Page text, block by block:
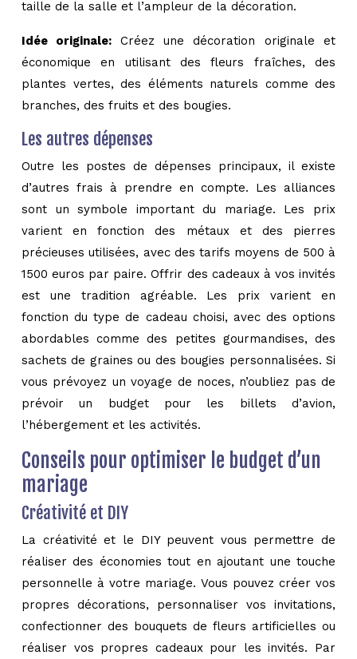
taille de la salle et l’ampleur de la décoration.
Idée originale: Créez une décoration originale et
économique en utilisant des fleurs fraîches, des
plantes vertes, des éléments naturels comme des
branches, des fruits et des bougies.
Les autres dépenses
Outre les postes de dépenses principaux, il existe
d’autres frais à prendre en compte. Les alliances
sont un symbole important du mariage. Les prix
varient en fonction des métaux et des pierres
précieuses utilisées, avec des tarifs moyens de 500 à
1500 euros par paire. Offrir des cadeaux à vos invités
est une tradition agréable. Les prix varient en
fonction du type de cadeau choisi, avec des options
abordables comme des petites gourmandises, des
sachets de graines ou des bougies personnalisées. Si
vous prévoyez un voyage de noces, n’oubliez pas de
prévoir un budget pour les billets d’avion,
l’hébergement et les activités.
Conseils pour optimiser le budget d’un
mariage
Créativité et DIY
La créativité et le DIY peuvent vous permettre de
réaliser des économies tout en ajoutant une touche
personnelle à votre mariage. Vous pouvez créer vos
propres décorations, personnaliser vos invitations,
confectionner des bouquets de fleurs artificielles ou
réaliser vos propres cadeaux pour les invités. Par